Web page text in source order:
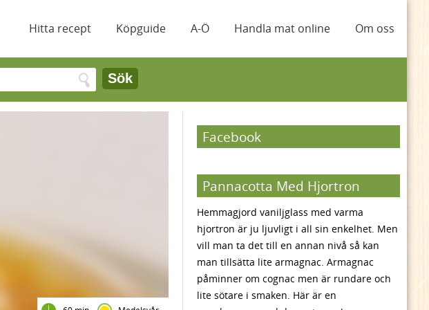
Hitta recept Köpguide A-Ö Handla mat online Om oss
Sök
Facebook
Pannacotta Med Hjortron
Hemmagjord vaniljglass med varma
hjortron är ju ljuvligt i all sin enkelhet. Men
vill man ta det till en annan nivå så kan
man tillsätta lite armagnac. Armagnac
påminner om cognac men är rundare och
lite sötare i smaken. Här är en